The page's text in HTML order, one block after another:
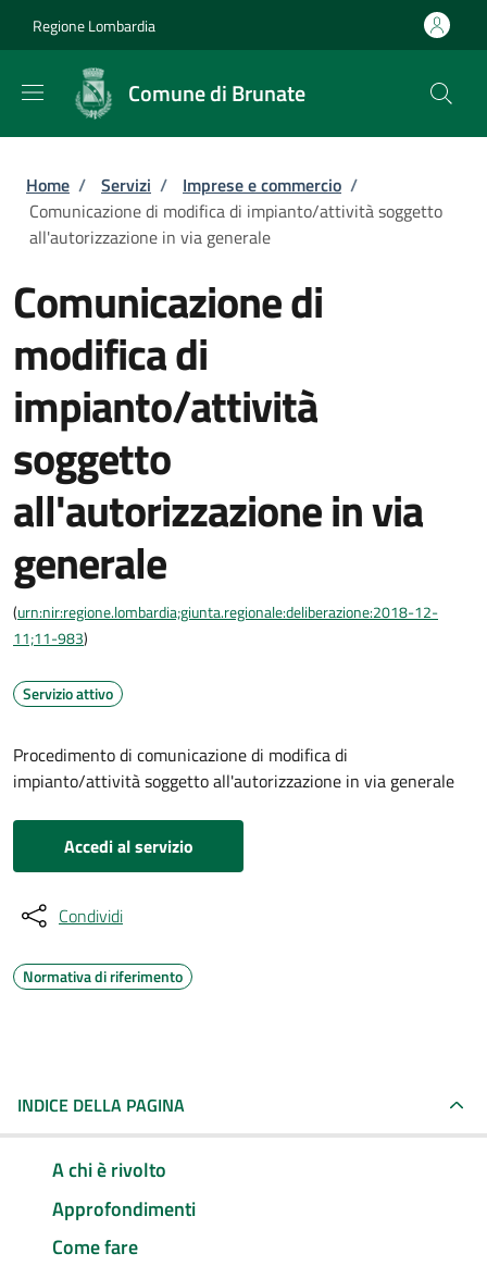
Regione Lombardia
Comune di Brunate
Briciole di pane
Home / Servizi / Imprese e commercio /
Comunicazione di modifica di impianto/attività soggetto
all'autorizzazione in via generale
Comunicazione di
modifica di
impianto/attività
soggetto
all'autorizzazione in via
generale
(urn:nir:regione.lombardia;giunta.regionale:deliberazione:2018-12-
11;11-983)
Servizio attivo
Procedimento di comunicazione di modifica di
impianto/attività soggetto all'autorizzazione in via generale
Accedi al servizio
Condividi
Normativa di riferimento
INDICE DELLA PAGINA
A chi è rivolto
Approfondimenti
Come fare